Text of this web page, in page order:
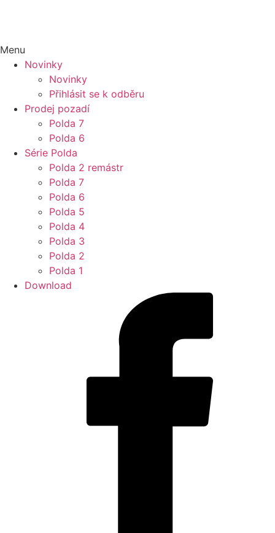
Menu
Novinky
Novinky
Přihlásit se k odběru
Prodej pozadí
Polda 7
Polda 6
Série Polda
Polda 2 remástr
Polda 7
Polda 6
Polda 5
Polda 4
Polda 3
Polda 2
Polda 1
Download